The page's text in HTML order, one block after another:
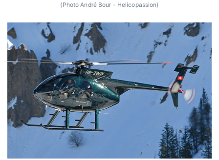
(Photo André Bour - Helicopassion)